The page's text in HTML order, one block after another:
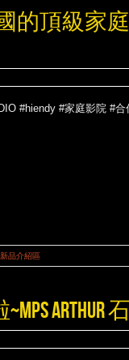
國的頂級
#hiendy #家庭影院 #合
新品介紹區
ARTHUR 石